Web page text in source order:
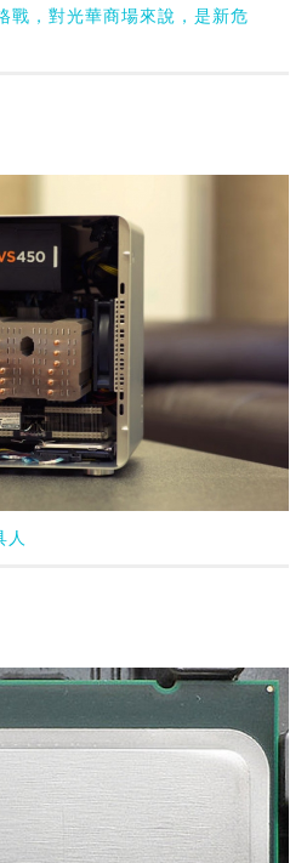
戰，對光華商場來說，是新危
人